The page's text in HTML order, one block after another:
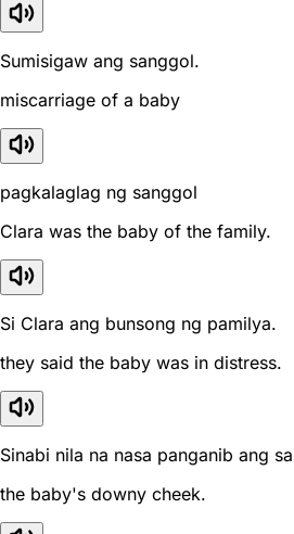
Sumisigaw ang sanggol.
miscarriage of a baby
pagkalaglag ng sanggol
Clara was the baby of the family.
Si Clara ang bunsong ng pamilya.
they said the baby was in distress.
Sinabi nila na nasa panganib ang
the baby's downy cheek.